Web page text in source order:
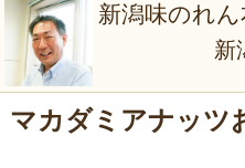
新潟味のれん
新
マカダミアナッツ